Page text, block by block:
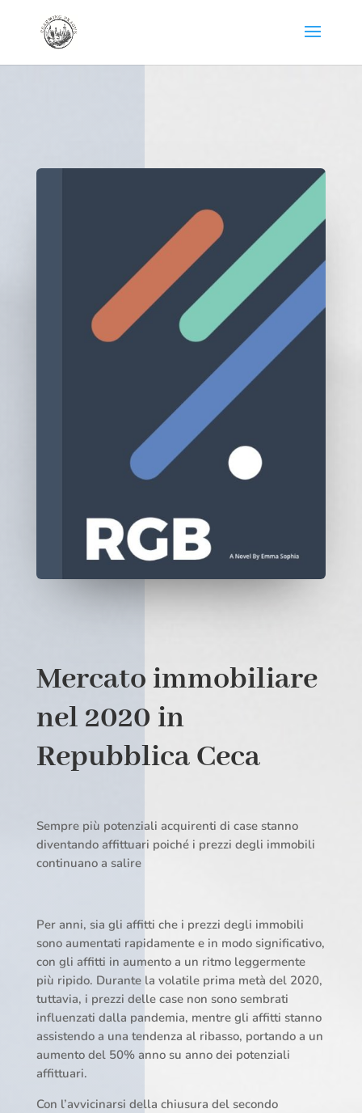
Mercato immobiliare
nel 2020 in
Repubblica Ceca
Sempre più potenziali acquirenti di case stanno
diventando affittuari poiché i prezzi degli immobili
continuano a salire
Per anni, sia gli affitti che i prezzi degli immobili
sono aumentati rapidamente e in modo significativo,
con gli affitti in aumento a un ritmo leggermente
più ripido. Durante la volatile prima metà del 2020,
tuttavia, i prezzi delle case non sono sembrati
influenzati dalla pandemia, mentre gli affitti stanno
assistendo a una tendenza al ribasso, portando a un
aumento del 50% anno su anno dei potenziali
affittuari.
Con l’avvicinarsi della chiusura del secondo